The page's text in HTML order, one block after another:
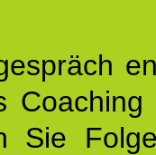
Coaching
Sie